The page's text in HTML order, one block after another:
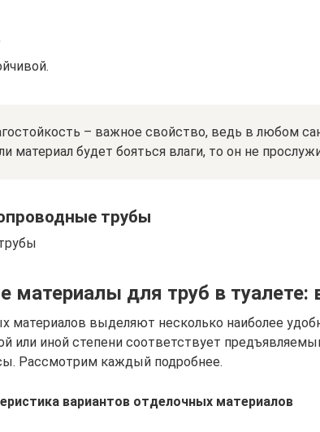
– важное свойство, ведь в любом
материал будет бояться влаги, то он не
трубы
материалы для труб в туалете:
материалов выделяют несколько наиболее
или иной степени соответствует
Рассмотрим каждый подробнее.
вариантов отделочных материалов